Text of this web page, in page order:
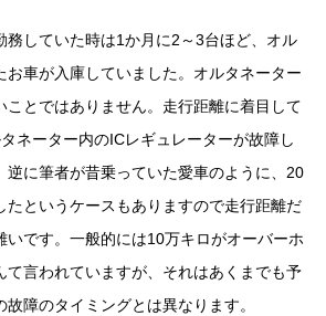
務していた時は1か月に2～3台ほど、オル
お車が入庫していました。オルタネーター
ことではありません。走行距離に着目して
ネーター内のICレギュレーターが故障し
逆に筆者が昔乗っていた愛車のように、20
たというケースもありますので走行距離だ
いです。一般的には10万キロがオーバーホ
て言われていますが、それはあくまでも予
障のタイミングとは異なります。